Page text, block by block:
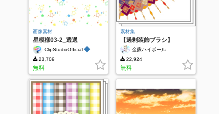
画像素材
星模様03-2_透過
ClipStudioOfficial ◆
23,709
無料
素材集
【過剰装飾ブラシ】
金熊ハイボール
22,924
無料